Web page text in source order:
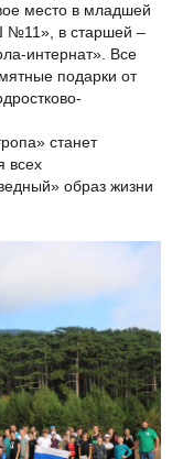
место в младшей
№11», в старшей –
интернат». Все
подарки от
станет
всех
образ жизни